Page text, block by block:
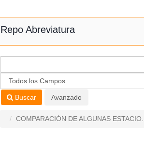
Repo Abreviatura
Buscar Avanzado
COMPARACIÓN DE ALGUNAS ESTACIO...